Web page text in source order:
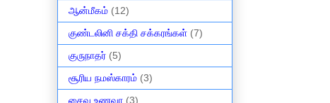
ஆன்மீகம் (12)
குண்டலினி சக்தி சக்கரங்கள் (7)
குருநாதர் (5)
சூரிய நமஸ்காரம் (3)
சைவ உணவா (3)